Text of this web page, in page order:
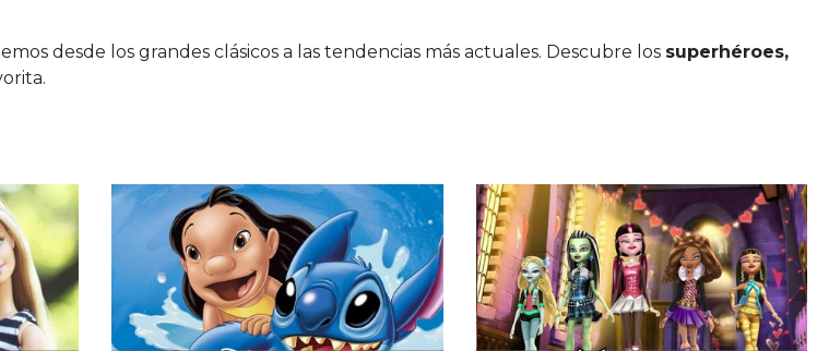
desde los grandes clásicos a las tendencias más actuales. Descubre los superhéroes,